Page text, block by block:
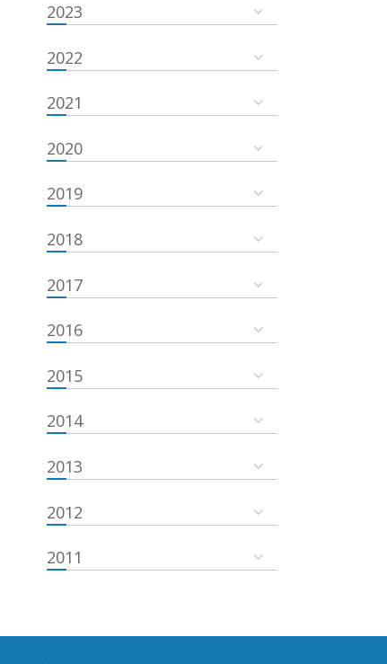
2023
2022
2021
2020
2019
2018
2017
2016
2015
2014
2013
2012
2011